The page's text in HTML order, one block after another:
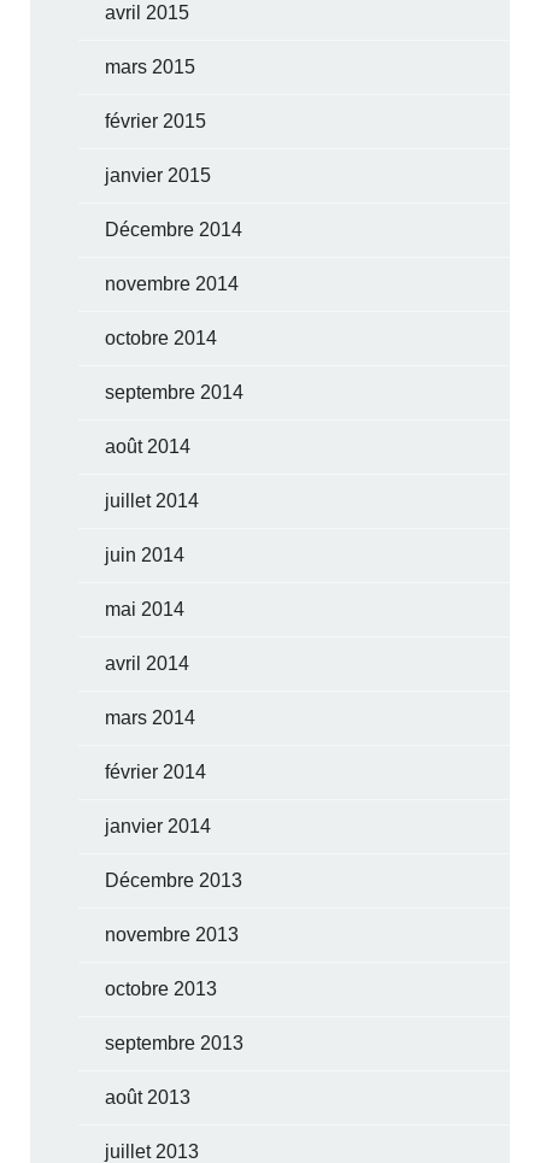
avril 2015
mars 2015
février 2015
janvier 2015
Décembre 2014
novembre 2014
octobre 2014
septembre 2014
août 2014
juillet 2014
juin 2014
mai 2014
avril 2014
mars 2014
février 2014
janvier 2014
Décembre 2013
novembre 2013
octobre 2013
septembre 2013
août 2013
juillet 2013